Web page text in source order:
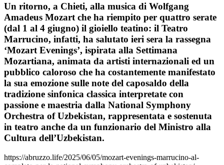
Un ritorno, a Chieti, alla musica di Wolfgang
Amadeus Mozart che ha riempito per quattro serate
(dal 1 al 4 giugno) il gioiello teatino: il Teatro
Marrucino, infatti, ha salutato ieri sera la rassegna
‘Mozart Evenings’, ispirata alla Settimana
Mozartiana, animata da artisti internazionali ed un
pubblico caloroso che ha costantemente manifestato
la sua emozione sulle note del caposaldo della
tradizione sinfonica classica interpretate con
passione e maestria dalla National Symphony
Orchestra of Uzbekistan, rappresentata e sostenuta
in teatro anche da un funzionario del Ministro alla
Cultura dell’Uzbekistan.
https://abruzzo.life/2025/06/05/mozart-evenings-marrucino-al-